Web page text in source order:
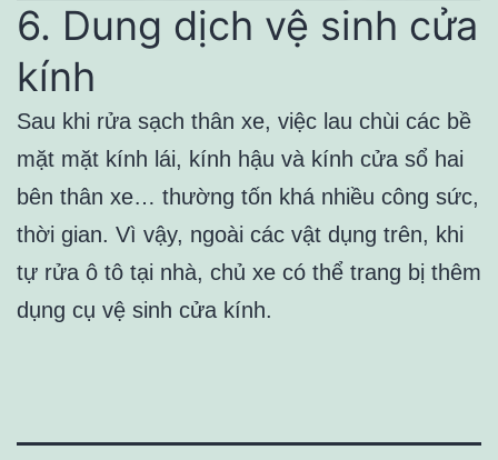
6. Dung dịch vệ sinh cửa
kính
Sau khi rửa sạch thân xe, việc lau chùi các bề
mặt mặt kính lái, kính hậu và kính cửa sổ hai
bên thân xe… thường tốn khá nhiều công sức,
thời gian. Vì vậy, ngoài các vật dụng trên, khi
tự rửa ô tô tại nhà, chủ xe có thể trang bị thêm
dụng cụ vệ sinh cửa kính.